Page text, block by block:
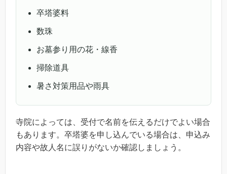
卒塔婆料
数珠
お墓参り用の花・線香
掃除道具
暑さ対策用品や雨具
寺院によっては、受付で名前を伝えるだけでよい場合
もあります。卒塔婆を申し込んでいる場合は、申込み
内容や故人名に誤りがないか確認しましょう。